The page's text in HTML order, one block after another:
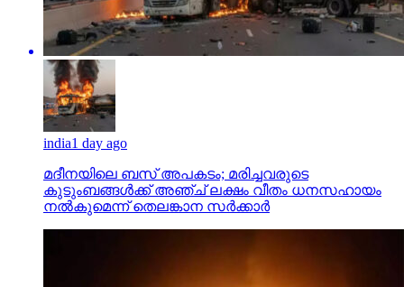
india1 day ago
മദീനയിലെ ബസ് അപകടം; മരിച്ചവരുടെ
കുടുംബങ്ങള്‍ക്ക് അഞ്ച് ലക്ഷം വീതം ധനസഹായം
നല്‍കുമെന്ന് തെലങ്കാന സര്‍ക്കാര്‍